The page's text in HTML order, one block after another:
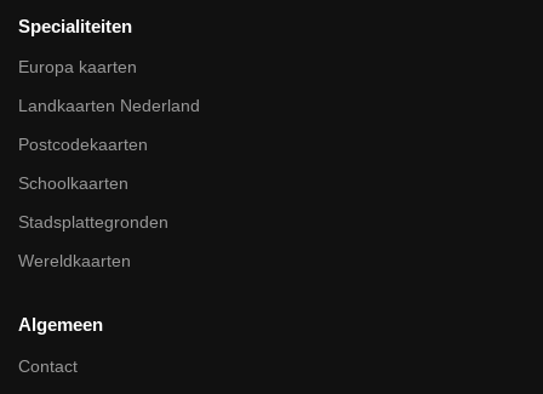
Specialiteiten
Europa kaarten
Landkaarten Nederland
Postcodekaarten
Schoolkaarten
Stadsplattegronden
Wereldkaarten
Algemeen
Contact